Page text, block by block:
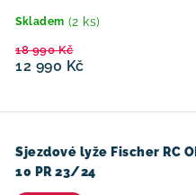
Skladem (2 ks)
12 990 Kč
18 990 Kč
Sjezdové lyže Fischer RC
10 PR 23/24